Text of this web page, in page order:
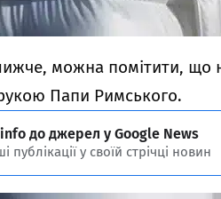
можна помітити, що
Папи Римського.
до джерел у Google News
у своїй стрічці новин